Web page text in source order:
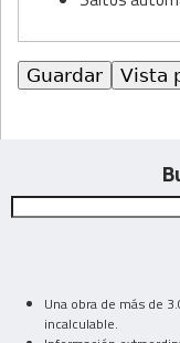
Una obra de más de
incalculable.